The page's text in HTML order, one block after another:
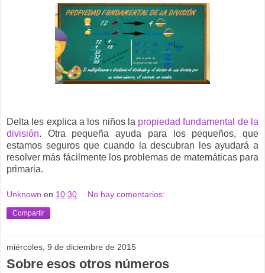
Delta les explica a los niños la propiedad fundamental de la
división. Otra pequeña ayuda para los pequeños, que
estamos seguros que cuando la descubran les ayudará a
resolver más fácilmente los problemas de matemáticas para
primaria.
Unknown en 10:30 No hay comentarios:
Compartir
miércoles, 9 de diciembre de 2015
Sobre esos otros números